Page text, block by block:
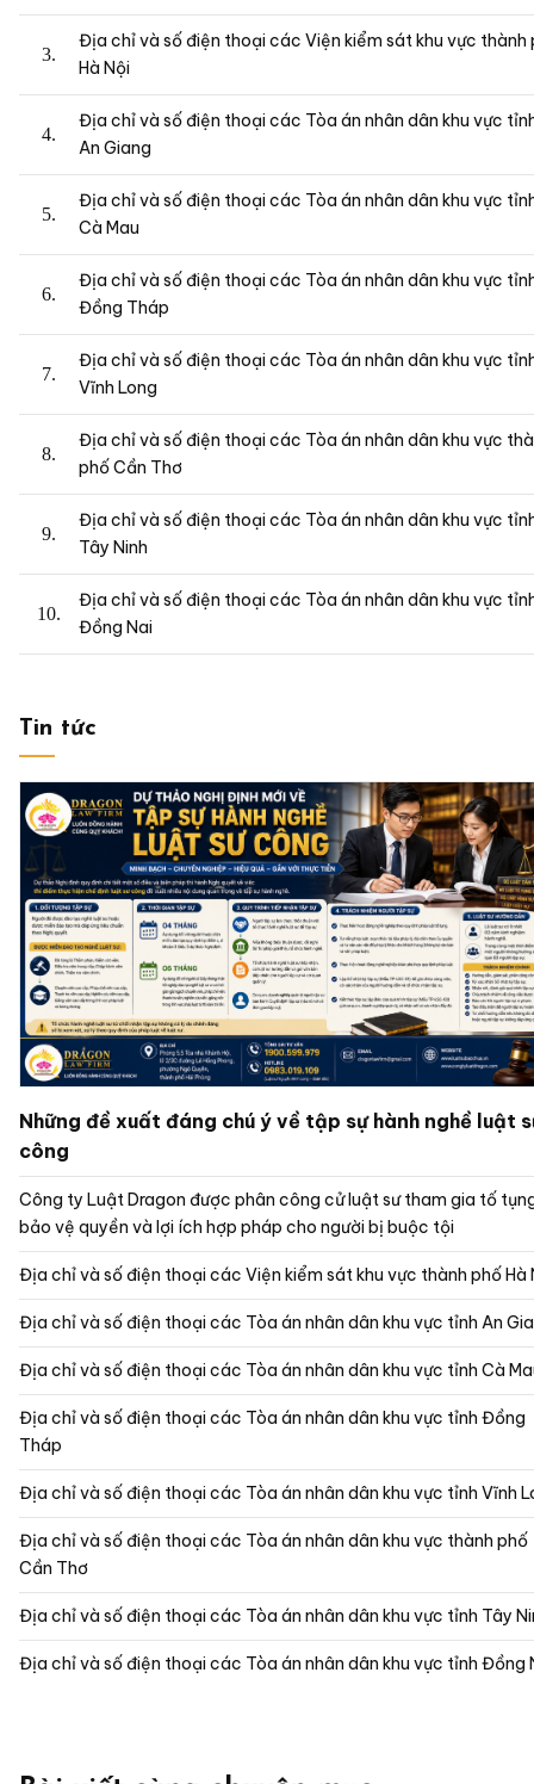
Địa chỉ và số điện thoại các Viện kiểm sát khu vực thành
Hà Nội
Địa chỉ và số điện thoại các Tòa án nhân dân khu vực
An Giang
Địa chỉ và số điện thoại các Tòa án nhân dân khu vực
Cà Mau
Địa chỉ và số điện thoại các Tòa án nhân dân khu vực
Đồng Tháp
Địa chỉ và số điện thoại các Tòa án nhân dân khu vực
Vĩnh Long
Địa chỉ và số điện thoại các Tòa án nhân dân khu vực
phố Cần Thơ
Địa chỉ và số điện thoại các Tòa án nhân dân khu vực
Tây Ninh
Địa chỉ và số điện thoại các Tòa án nhân dân khu vực
Đồng Nai
Tin tức
Những đề xuất đáng chú ý về tập sự hành nghề luật
công
Công ty Luật Dragon được phân công cử luật sư tham gia tố
bảo vệ quyền và lợi ích hợp pháp cho người bị buộc tội
Địa chỉ và số điện thoại các Viện kiểm sát khu vực thành phố Hà
Địa chỉ và số điện thoại các Tòa án nhân dân khu
Địa chỉ và số điện thoại các Tòa án nhân dân khu vực tỉnh Cà
Địa chỉ và số điện thoại các Tòa án nhân dân khu vực tỉnh Đồng
Tháp
Địa chỉ và số điện thoại các Tòa án nhân dân khu vực tỉnh Vĩnh
Địa chỉ và số điện thoại các Tòa án nhân dân khu vực thành phố
Cần Thơ
Địa chỉ và số điện thoại các Tòa án nhân dân khu vực tỉnh Tây
Địa chỉ và số điện thoại các Tòa án nhân dân khu vực tỉnh Đồng